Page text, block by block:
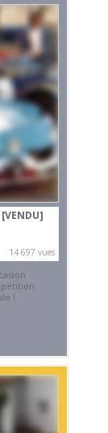
[VENDU]
14 697 vues
!